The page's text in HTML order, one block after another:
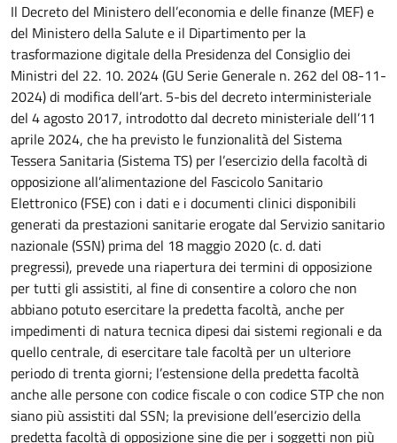
Il Decreto del Ministero dell’economia e delle finanze (MEF) e
del Ministero della Salute e il Dipartimento per la
trasformazione digitale della Presidenza del Consiglio dei
Ministri del 22. 10. 2024 (GU Serie Generale n. 262 del 08-11-
2024) di modifica dell’art. 5-bis del decreto interministeriale
del 4 agosto 2017, introdotto dal decreto ministeriale dell’11
aprile 2024, che ha previsto le funzionalità del Sistema
Tessera Sanitaria (Sistema TS) per l’esercizio della facoltà di
opposizione all’alimentazione del Fascicolo Sanitario
Elettronico (FSE) con i dati e i documenti clinici disponibili
generati da prestazioni sanitarie erogate dal Servizio sanitario
nazionale (SSN) prima del 18 maggio 2020 (c. d. dati
pregressi), prevede una riapertura dei termini di opposizione
per tutti gli assistiti, al fine di consentire a coloro che non
abbiano potuto esercitare la predetta facoltà, anche per
impedimenti di natura tecnica dipesi dai sistemi regionali e da
quello centrale, di esercitare tale facoltà per un ulteriore
periodo di trenta giorni; l’estensione della predetta facoltà
anche alle persone con codice fiscale o con codice STP che non
siano più assistiti dal SSN; la previsione dell’esercizio della
predetta facoltà di opposizione sine die per i soggetti non più